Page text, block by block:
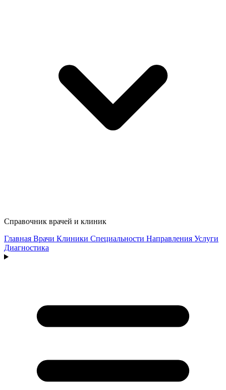
Справочник врачей и клиник
Главная Врачи Клиники Специальности Направления Услуги
Диагностика